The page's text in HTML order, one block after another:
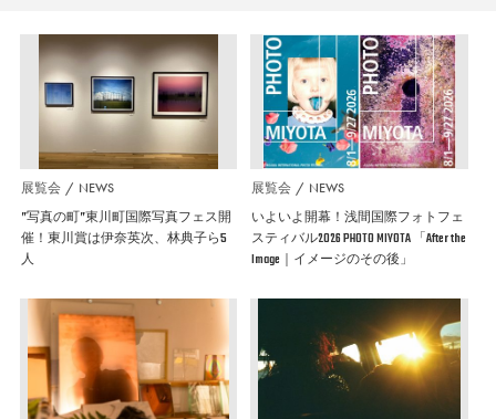
展覧会 NEWS
”写真の町”東川町国際写真フェス開
催！東川賞は伊奈英次、林典子ら5
人
展覧会 NEWS
いよいよ開幕！浅間国際フォトフェ
スティバル2026 PHOTO MIYOTA 「After the
Image｜イメージのその後」